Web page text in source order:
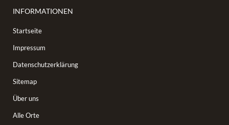
INFORMATIONEN
Startseite
Impressum
Datenschutzerklärung
Sitemap
Über uns
Alle Orte